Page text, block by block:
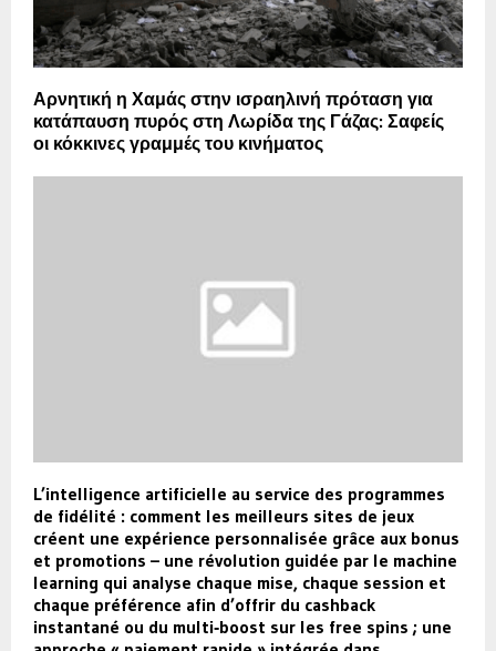
Αρνητική η Χαμάς στην ισραηλινή πρόταση για
κατάπαυση πυρός στη Λωρίδα της Γάζας: Σαφείς
οι κόκκινες γραμμές του κινήματος
L’intelligence artificielle au service des programmes
de fidélité : comment les meilleurs sites de jeux
créent une expérience personnalisée grâce aux bonus
et promotions – une révolution guidée par le machine
learning qui analyse chaque mise, chaque session et
chaque préférence afin d’offrir du cashback
instantané ou du multi‑boost sur les free spins ; une